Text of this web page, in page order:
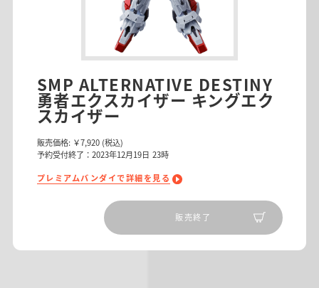
SMP ALTERNATIVE DESTINY
勇者エクスカイザー キングエク
スカイザー
販売価格: ￥7,920 (税込)
予約受付終了：2023年12月19日 23時
プレミアムバンダイで詳細を見る
販売終了